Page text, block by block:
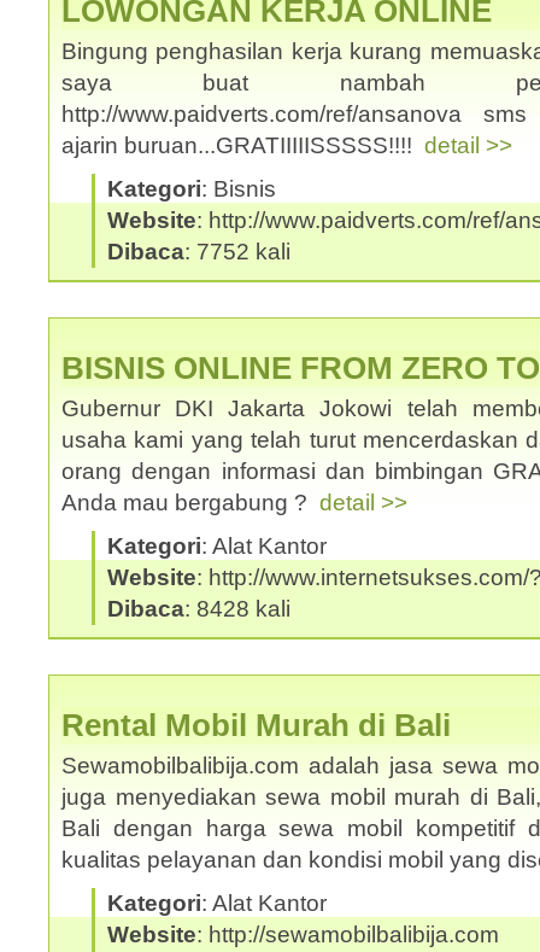
LOWONGAN KERJA ONLINE
Bingung penghasilan kerja kurang
saya buat nambah
http://www.paidverts.com/ref/ansanova
ajarin buruan...GRATIIIIISSSSS!!!! detail >>
Kategori: Bisnis
Website: http://www.paidverts.com/ref/
Dibaca: 7752 kali
BISNIS ONLINE FROM ZERO
Gubernur DKI Jakarta Jokowi telah
usaha kami yang telah turut mencerdaskan
orang dengan informasi dan bimbingan
Anda mau bergabung ? detail >>
Kategori: Alat Kantor
Website: http://www.internetsukses.com/
Dibaca: 8428 kali
Rental Mobil Murah di Bali
Sewamobilbalibija.com adalah jasa sewa
juga menyediakan sewa mobil murah di
Bali dengan harga sewa mobil kompetitif
kualitas pelayanan dan kondisi mobil yang
Kategori: Alat Kantor
Website: http://sewamobilbalibija.com